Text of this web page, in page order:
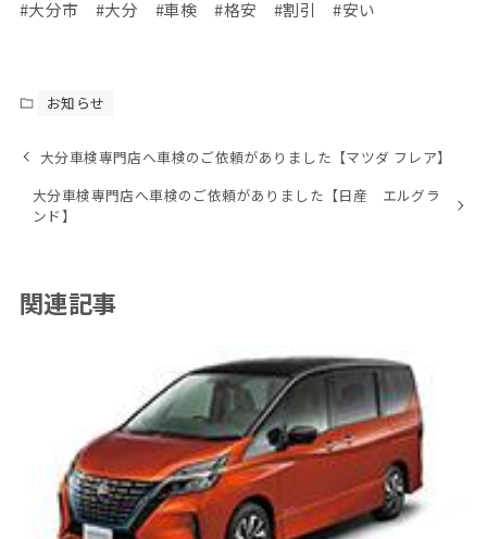
#大分市 #大分 #車検 #格安 #割引 #安い
お知らせ
大分車検専門店へ車検のご依頼がありました【マツダ フレア】
大分車検専門店へ車検のご依頼がありました【日産 エルグラ
ンド】
関連記事